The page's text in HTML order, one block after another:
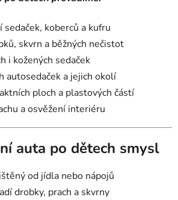
koberců a kufru
skvrn a běžných nečistot
i kožených sedaček
autosedaček a jejich okolí
ploch a plastových částí
a osvěžení interiéru
auta po dětech smysl
od jídla nebo nápojů
drobky, prach a skvrny